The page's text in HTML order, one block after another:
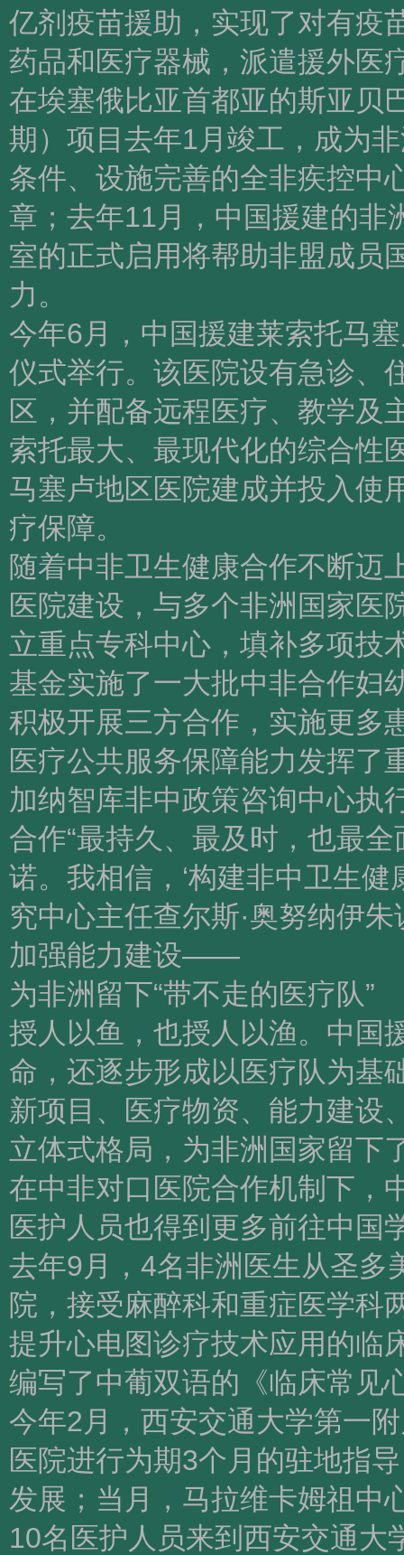
亿剂疫苗援助，实现了对有疫
药品和医疗器械，派遣援外
在埃塞俄比亚首都亚的斯亚贝
期）项目去年1月竣工，成为
条件、设施完善的全非疾控中
章；去年11月，中国援建的非
室的正式启用将帮助非盟成员
力。
今年6月，中国援建莱索托马
仪式举行。该医院设有急诊、
区，并配备远程医疗、教学及
索托最大、最现代化的综合性
马塞卢地区医院建成并投入使
疗保障。
随着中非卫生健康合作不断迈
医院建设，与多个非洲国家医
立重点专科中心，填补多项技
基金实施了一大批中非合作妇
积极开展三方合作，实施更多
医疗公共服务保障能力发挥了
加纳智库非中政策咨询中心执
合作“最持久、最及时，也最
诺。我相信，‘构建非中卫生健
究中心主任查尔斯·奥努纳伊朱
加强能力建设——
为非洲留下“带不走的医疗队”
授人以鱼，也授人以渔。中国
命，还逐步形成以医疗队为基
新项目、医疗物资、能力建设
立体式格局，为非洲国家留下
在中非对口医院合作机制下，
医护人员也得到更多前往中国
去年9月，4名非洲医生从圣多
院，接受麻醉科和重症医学科
提升心电图诊疗技术应用的临
编写了中葡双语的《临床常见
今年2月，西安交通大学第一
医院进行为期3个月的驻地指
发展；当月，马拉维卡姆祖中
10名医护人员来到西安交通大